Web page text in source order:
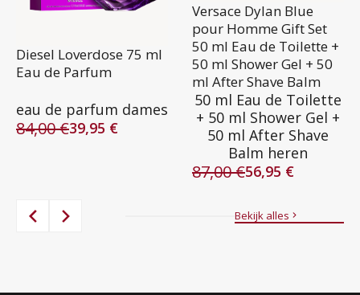
Diesel Loverdose 75 ml
Eau de Parfum
eau de parfum dames
84,00€
Oorspronkelijke
39,95 €
Huidige
Versace Dylan Blue
pour Homme Gift Set
50 ml Eau de Toilette +
50 ml Shower Gel + 50
ml After Shave Balm
50 ml Eau de Toilette
+ 50 ml Shower Gel +
50 ml After Shave
Balm heren
87,00€
Oorspronkelijke
56,95 €
Huidige
Bekijk alles